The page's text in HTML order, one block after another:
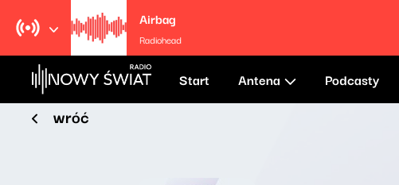
Airbag
Radiohead
Start Antena Podcasty
wróć